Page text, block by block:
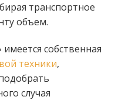
транспортное
объем.
собственная
техники,
случая